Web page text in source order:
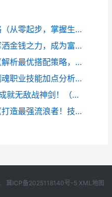
生死阻击新手必备技能攻略（从零起步，掌握生死阻击的关键技能）
破财鳄鱼技能加点攻略（挥洒金钱之力，成为富甲一方的破财鳄鱼）
奥秘哥伙伴技能搭配攻略（解析最优搭配策略，提升游戏胜率）
剑魂进图技能加点攻略（剑魂职业技能加点分析及优化策略）
天骄游侠8技能搭配攻略，成就无敌战神剑！（掌握技能搭配，让你在战场上无往不利！）
流浪者配对技能加点攻略（打造最强流浪者！技能加点细节揭秘）
冀ICP备2025118140号-5 XML地图